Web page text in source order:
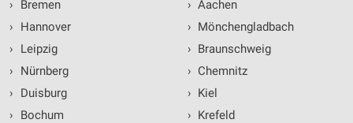
›
Bremen
›
Hannover
›
Leipzig
›
Nürnberg
›
Duisburg
›
Bochum
› Aachen
› Mönchengladbach
› Braunschweig
› Chemnitz
› Kiel
› Krefeld